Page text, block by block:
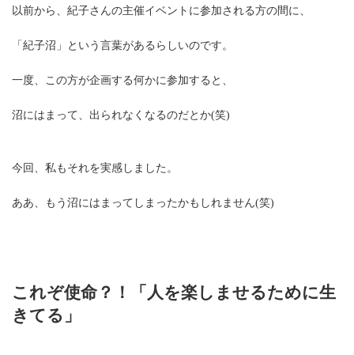
以前から、紀子さんの主催イベントに参加される方の間に、
「紀子沼」という言葉があるらしいのです。
一度、この方が企画する何かに参加すると、
沼にはまって、出られなくなるのだとか(笑)
今回、私もそれを実感しました。
ああ、もう沼にはまってしまったかもしれません(笑)
これぞ使命？！「人を楽しませるために生
きてる」